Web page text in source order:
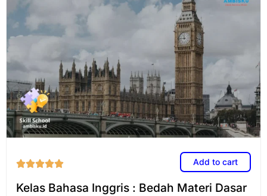
 Add to cart
Kelas Bahasa Inggris : Bedah Materi Dasar